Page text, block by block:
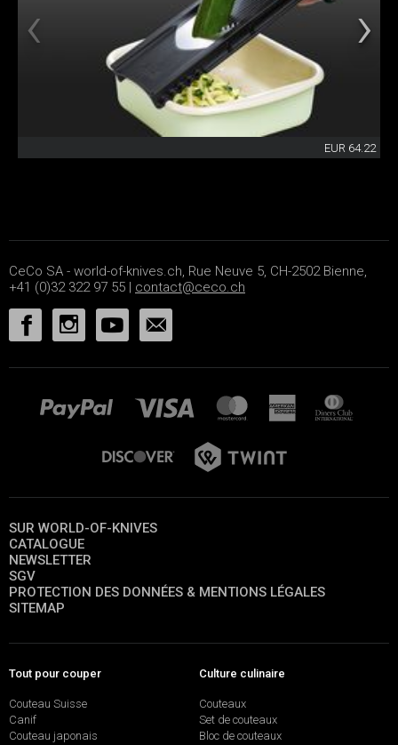
EUR 64.22
CeCo SA - world-of-knives.ch, Rue Neuve 5, CH-2502 Bienne,
+41 (0)32 322 97 55 | contact@ceco.ch
SUR WORLD-OF-KNIVES
CATALOGUE
NEWSLETTER
SGV
PROTECTION DES DONNÉES & MENTIONS LÉGALES
SITEMAP
Tout pour couper
Couteau Suisse
Canif
Couteau japonais
Culture culinaire
Couteaux
Set de couteaux
Bloc de couteaux